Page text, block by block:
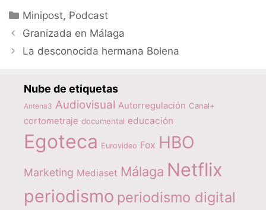
Categorías
Minipost, Podcast
Granizada en Málaga
La desconocida hermana Bolena
Nube de etiquetas
Antena3 Audiovisual Autorregulación Canal+
cortometraje documental educación
Egoteca Eurovideo Fox HBO
Marketing Mediaset Málaga Netflix
periodismo periodismo digital